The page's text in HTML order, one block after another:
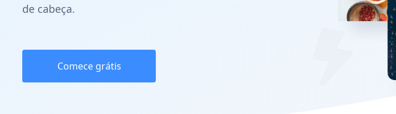
de cabeça.
Comece grátis